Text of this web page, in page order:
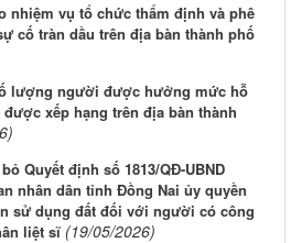
nhiệm vụ tổ chức thẩm định và phê
cố tràn dầu trên địa bàn thành phố
lượng người được hưởng mức hỗ
xếp hạng trên địa bàn thành
Quyết định số 1813/QĐ-UBND
nhân dân tỉnh Đồng Nai ủy quyền
sử dụng đất đối với người có công
liệt sĩ (19/05/2026)